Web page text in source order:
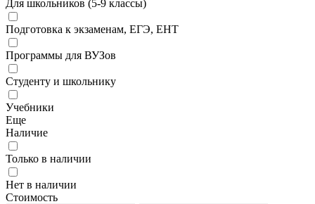
Для школьников (5-9 классы)
Подготовка к экзаменам, ЕГЭ, ЕНТ
Программы для ВУЗов
Студенту и школьнику
Учебники
Еще
Наличие
Только в наличии
Нет в наличии
Стоимость